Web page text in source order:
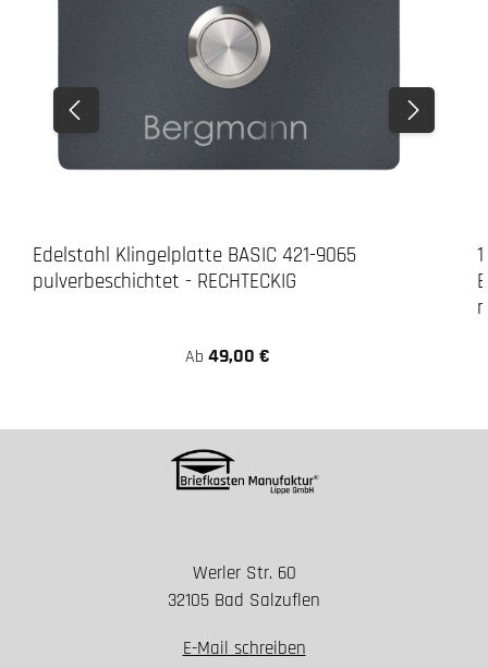
Edelstahl Klingelplatte BASIC 421-9065
pulverbeschichtet - RECHTECKIG
Ab 49,00 €
Werler Str. 60
32105 Bad Salzuflen
E-Mail schreiben